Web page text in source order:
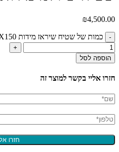
₪4,500.00
כמות של שטיח שיראז מידות 250X150
הוספה לסל
חזרו אליי בקשר למוצר זה